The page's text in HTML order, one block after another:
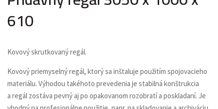
610
Kovový skrutkovaný regál.
Kovový priemyselný regál, ktorý sa inštaluje použitím spojovacieho
materiálu. Výhodou takéhoto prevedenia je stabilná konštrukcia
a regál zostáva pevný aj po opakovanom rozobratí a poskladaní. Je